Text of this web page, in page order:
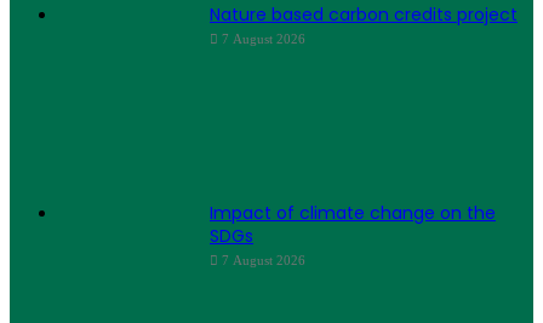
Nature based carbon credits project
7 August 2026
Impact of climate change on the
SDGs
7 August 2026